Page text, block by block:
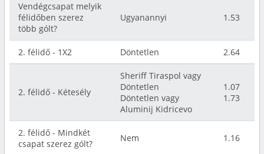
Vendégcsapat melyik
félidőben szerez
több gólt?
Ugyanannyi 1.53
2. félidő - 1X2 Döntetlen 2.64
2. félidő - Kétesély
Sheriff Tiraspol vagy
Döntetlen
Döntetlen vagy
Aluminij Kidricevo
1.07
1.73
2. félidő - Mindkét
csapat szerez gólt?
Nem 1.16